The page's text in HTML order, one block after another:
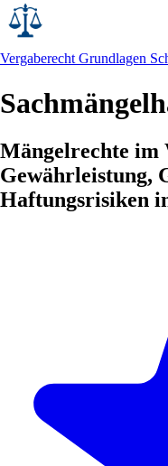
Vergaberecht Grundlagen
Mängelrechte
Gewährleistung,
Haftungsrisiken